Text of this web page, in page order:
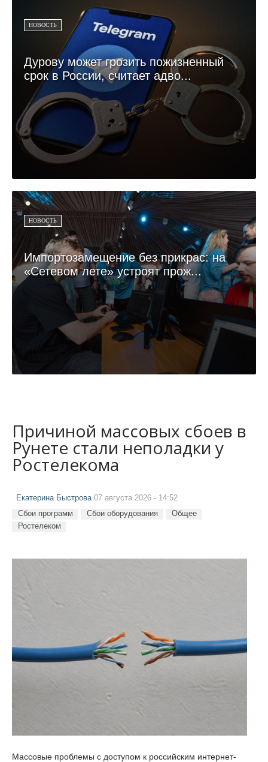
НОВОСТЬ
Дурову может грозить пожизненный
срок в России, считает адво...
НОВОСТЬ
Импортозамещение без прикрас: на
«Сетевом лете» устроят прож...
Причиной массовых сбоев в
Рунете стали неполадки у
Ростелекома
Екатерина Быстрова07 августа 2026 - 14:52
Сбои программ Сбои оборудования
Общее
Ростелеком
Массовые проблемы с доступом к российским интернет-